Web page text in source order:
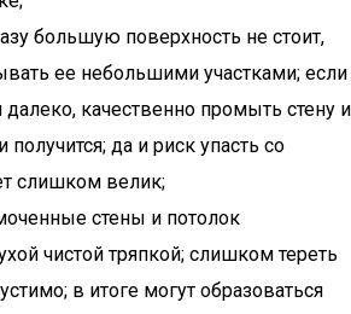
большую поверхность не стоит,
ее небольшими участками; если
далеко, качественно промыть стену и
получится; да и риск упасть со
слишком велик;
стены и потолок
чистой тряпкой; слишком тереть
в итоге могут образоваться